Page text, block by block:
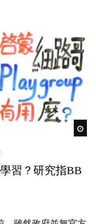
習？研究指BB